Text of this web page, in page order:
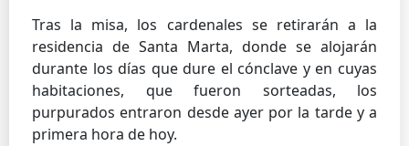
Tras la misa, los cardenales se retirarán a la
residencia de Santa Marta, donde se alojarán
durante los días que dure el cónclave y en cuyas
habitaciones, que fueron sorteadas, los
purpurados entraron desde ayer por la tarde y a
primera hora de hoy.